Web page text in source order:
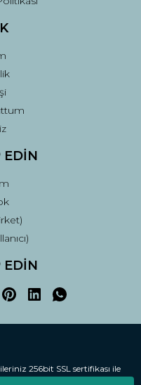
EDİN
EDİN
256bit SSL sertifikası ile